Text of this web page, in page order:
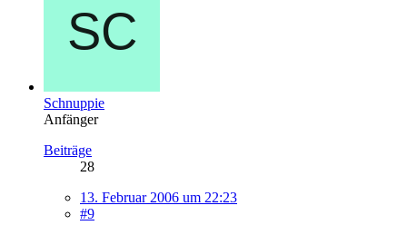
Schnuppie
Anfänger
Beiträge
28
13. Februar 2006 um 22:23
#9